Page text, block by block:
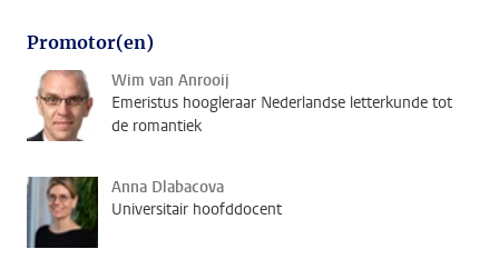
Promotor(en)
Wim van Anrooij
Emeristus hoogleraar Nederlandse letterkunde tot
de romantiek
Anna Dlabacova
Universitair hoofddocent